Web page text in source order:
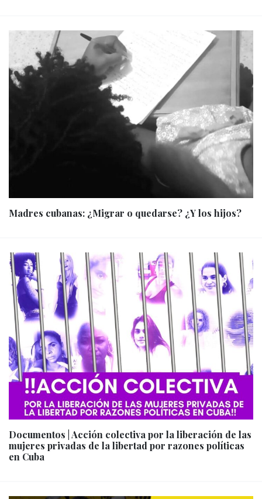
Madres cubanas: ¿Migrar o quedarse? ¿Y los hijos?
Documentos | Acción colectiva por la liberación de las
mujeres privadas de la libertad por razones políticas
en Cuba